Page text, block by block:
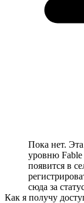
Пока нет.
уровню Fable
появится в
сюда за
Как я получу